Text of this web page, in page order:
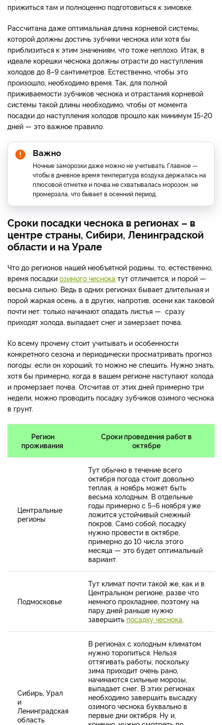
прижиться там и полноценно подготовиться к зимовке.
Рассчитана даже оптимальная длина корневой системы,
которой должны достичь зубчики чеснока или хотя бы
приблизиться к этим значениям, что тоже неплохо. Итак, в
идеале корешки чеснока должны отрасти до наступления
холодов до 8–9 сантиметров. Естественно, чтобы это
произошло, необходимо время. Так, для полной
приживаемости зубчиков чеснока и отрастания корневой
системы такой длины необходимо, чтобы от момента
посадки до наступления холодов прошло как минимум 15-20
дней — это важное правило.
Важно
Ночные заморозки даже можно не учитывать. Главное —
чтобы в дневное время температура воздуха держалась на
плюсовой отметке и почва не схватывалась морозом, не
промерзала, что бывает в осенний период.
Сроки посадки чеснока в регионах – в
центре страны, Сибири, Ленинградской
области и на Урале
Что до регионов нашей необъятной родины, то, естественно,
время посадки озимого чеснока тут отличается, и порой —
весьма сильно. Ведь в одних регионах бывает длительная и
порой жаркая осень, а в других, напротив, осени как таковой
почти нет: только начинают опадать листья — сразу
приходят холода, выпадает снег и замерзает почва.
Ко всему прочему стоит учитывать и особенности
конкретного сезона и периодически просматривать прогноз
погоды: если он хороший, то можно не спешить. Нужно знать,
хотя бы примерно, когда в вашем регионе наступают холода
и промерзает почва. Отсчитав от этих дней примерно три
недели, можно проводить посадку зубчиков озимого чеснока
в грунт.
Регион
проживания
Сроки проведения работ в
октябре
Центральные
регионы
Тут обычно в течение всего
октября погода стоит довольно
теплая, а ноябрь может быть
весьма холодным. В отдельные
годы примерно с 5–6 ноября уже
ложится устойчивый снежный
покров. Само собой, посадку
нужно провести в октябре,
примерно до 10 числа этого
месяца — это будет оптимальный
вариант.
Подмосковье
Тут климат почти такой же, как и в
Центральном регионе, разве что
немного прохладнее, поэтому на
пару дней раньше нужно
завершить посадку чеснока
Сибирь, Урал
и
Ленинградская
область
В регионах с холодным климатом
нужно торопиться. Нельзя
оттягивать работы, поскольку
зима приходит очень рано,
начинаются сильные морозы,
выпадает снег. В этих регионах
необходимо завершить высадку
озимого чеснока буквально в
первые дни октября. Ну и,